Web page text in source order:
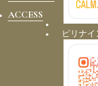
ACCESS
ピリナ